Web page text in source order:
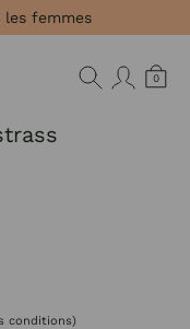
femmes
0
conditions)